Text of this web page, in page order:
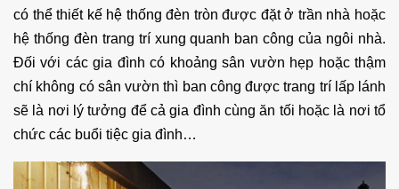
có thể thiết kế hệ thống đèn tròn được đặt ở trần nhà hoặc
hệ thống đèn trang trí xung quanh ban công của ngôi nhà.
Đối với các gia đình có khoảng sân vườn hẹp hoặc thậm
chí không có sân vườn thì ban công được trang trí lấp lánh
sẽ là nơi lý tưởng để cả gia đình cùng ăn tối hoặc là nơi tổ
chức các buổi tiệc gia đình…